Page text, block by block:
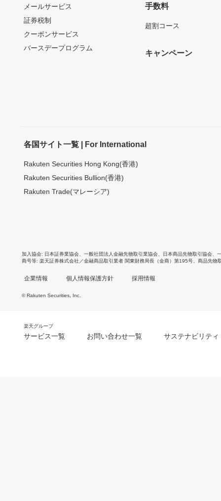
メールサービス
証券税制
クーポンサービス
バースデープログラム
手数料
超割コース
キャンペーン
各国サイト一覧 | For International
Rakuten Securities Hong Kong(香港)
Rakuten Securities Bullion(香港)
Rakuten Trade(マレーシア)
加入協会 日本証券業協会 一般社団法人金融先物取引業協会 日本商品先物取引協会
商号等 楽天証券株式会社／金融商品取引業者 関東財務局長（金商）第195号、商品先物
企業情報 個人情報保護方針 採用情報
© Rakuten Securities, Inc.
楽天グループ
サービス一覧 お問い合わせ一覧 サステナビリティ